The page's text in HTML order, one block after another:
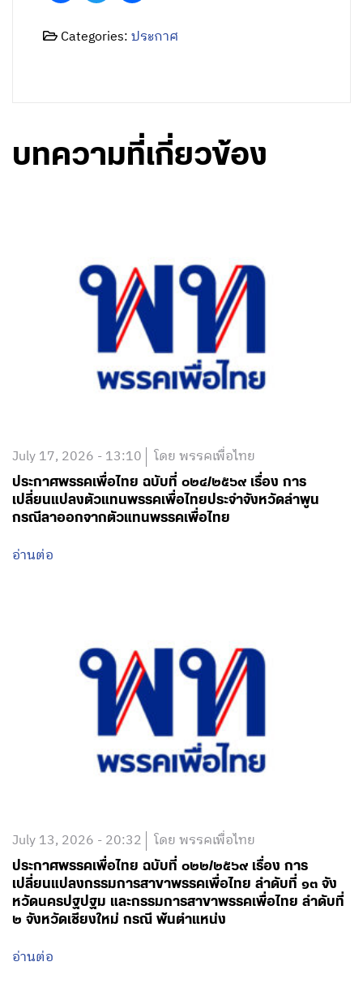
Categories:ประกาศ
บทความที่เกี่ยวข้อง
July 17, 2026 - 13:10 โดย พรรคเพื่อไทย
ประกาศพรรคเพื่อไทย ฉบับที่ ๐๒๔/๒๕๖๙ เรื่อง การ
เปลี่ยนแปลงตัวแทนพรรคเพื่อไทยประจำจังหวัดลำพูน
กรณีลาออกจากตัวแทนพรรคเพื่อไทย
อ่านต่อ
July 13, 2026 - 20:32 โดย พรรคเพื่อไทย
ประกาศพรรคเพื่อไทย ฉบับที่ ๐๒๒/๒๕๖๙ เรื่อง การ
เปลี่ยนแปลงกรรมการสาขาพรรคเพื่อไทย ลำดับที่ ๑๓ จัง
หวัดนครปฐปฐม และกรรมการสาขาพรรคเพื่อไทย ลำดับที่
๒ จังหวัดเชียงใหม่ กรณี พ้นตำแหน่ง
อ่านต่อ